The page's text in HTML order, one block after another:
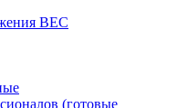
BEC
(готовые